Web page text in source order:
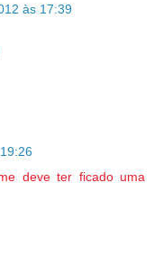
às 17:39
deve ter ficado uma